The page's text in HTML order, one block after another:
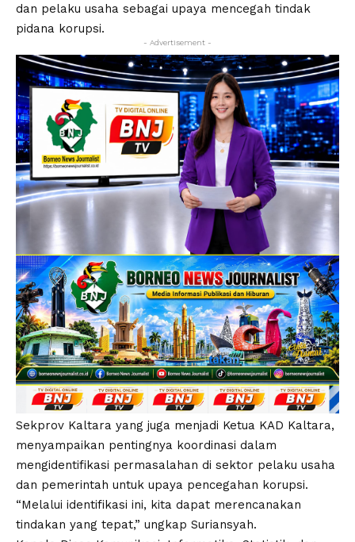
dan pelaku usaha sebagai upaya mencegah tindak
pidana korupsi.
- Advertisement -
Sekprov Kaltara yang juga menjadi Ketua KAD Kaltara,
menyampaikan pentingnya koordinasi dalam
mengidentifikasi permasalahan di sektor pelaku usaha
dan pemerintah untuk upaya pencegahan korupsi.
“Melalui identifikasi ini, kita dapat merencanakan
tindakan yang tepat,” ungkap Suriansyah.